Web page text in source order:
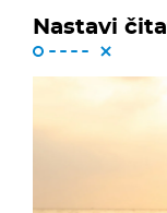
Nastavi